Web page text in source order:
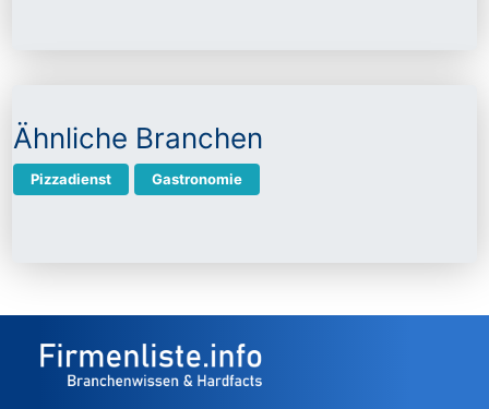
Ähnliche Branchen
Pizzadienst Gastronomie